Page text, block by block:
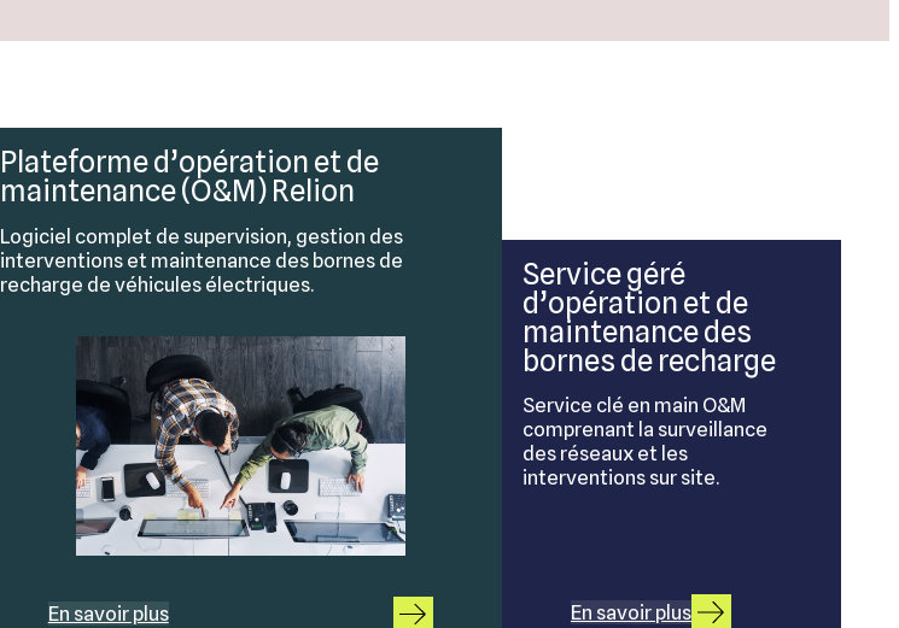
Plateforme d’opération et de
maintenance (O&M) Relion
Logiciel complet de supervision, gestion des
interventions et maintenance des bornes de
recharge de véhicules électriques.
En savoir plus
Service géré
d’opération et de
maintenance des
bornes de recharge
Service clé en main O&M
comprenant la surveillance
des réseaux et les
interventions sur site.
En savoir plus